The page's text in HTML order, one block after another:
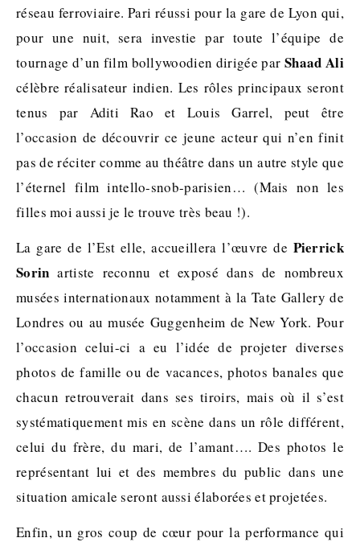
réseau ferroviaire. Pari réussi pour la gare de Lyon qui,
pour une nuit, sera investie par toute l’équipe de
tournage d’un film bollywoodien dirigée par Shaad Ali
célèbre réalisateur indien. Les rôles principaux seront
tenus par Aditi Rao et Louis Garrel, peut être
l’occasion de découvrir ce jeune acteur qui n’en finit
pas de réciter comme au théâtre dans un autre style que
l’éternel film intello-snob-parisien… (Mais non les
filles moi aussi je le trouve très beau !).
La gare de l’Est elle, accueillera l’œuvre de Pierrick
Sorin artiste reconnu et exposé dans de nombreux
musées internationaux notamment à la Tate Gallery de
Londres ou au musée Guggenheim de New York. Pour
l’occasion celui-ci a eu l’idée de projeter diverses
photos de famille ou de vacances, photos banales que
chacun retrouverait dans ses tiroirs, mais où il s’est
systématiquement mis en scène dans un rôle différent,
celui du frère, du mari, de l’amant…. Des photos le
représentant lui et des membres du public dans une
situation amicale seront aussi élaborées et projetées.
Enfin, un gros coup de cœur pour la performance qui